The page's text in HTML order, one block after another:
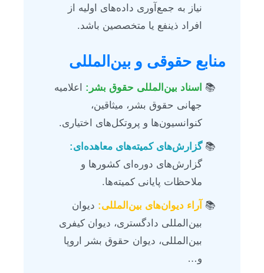
نیاز به جمع‌آوری داده‌های اولیه از
افراد ذینفع یا متخصصین باشد.
منابع حقوقی و بین‌المللی
اسناد بین‌المللی حقوق بشر: اعلامیه
جهانی حقوق بشر، میثاقین،
کنوانسیون‌ها و پروتکل‌های اختیاری.
گزارش‌های کمیته‌های معاهده‌ای:
گزارش‌های دوره‌ای کشورها و
ملاحظات پایانی کمیته‌ها.
آراء دیوان‌های بین‌المللی: دیوان
بین‌المللی دادگستری، دیوان کیفری
بین‌المللی، دیوان حقوق بشر اروپا
و…